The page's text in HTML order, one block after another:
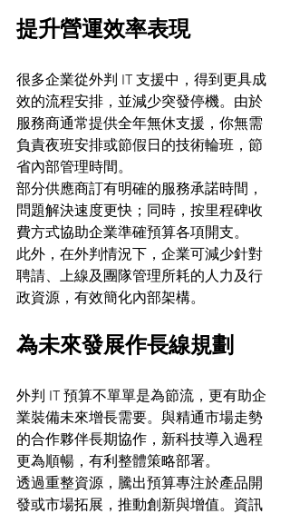
提升營運效率表現
很多企業從外判 IT 支援中，得到更具成
效的流程安排，並減少突發停機。由於
服務商通常提供全年無休支援，你無需
負責夜班安排或節假日的技術輪班，節
省內部管理時間。
部分供應商訂有明確的服務承諾時間，
問題解決速度更快；同時，按里程碑收
費方式協助企業準確預算各項開支。
此外，在外判情況下，企業可減少針對
聘請、上線及團隊管理所耗的人力及行
政資源，有效簡化內部架構。
為未來發展作長線規劃
外判 IT 預算不單單是為節流，更有助企
業裝備未來增長需要。與精通市場走勢
的合作夥伴長期協作，新科技導入過程
更為順暢，有利整體策略部署。
透過重整資源，騰出預算專注於產品開
發或市場拓展，推動創新與增值。資訊